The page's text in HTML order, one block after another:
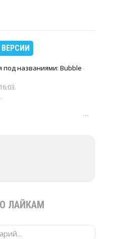
под названиями: Bubble
.
···
ЛАЙКАМ